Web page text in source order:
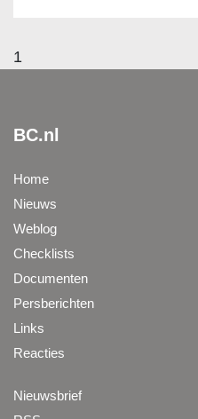
1
BC.nl
Home
Nieuws
Weblog
Checklists
Documenten
Persberichten
Links
Reacties
Nieuwsbrief